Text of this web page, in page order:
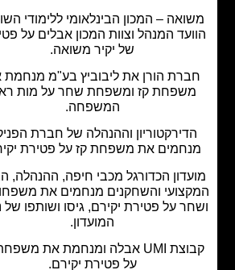
– המכון הבינלאומי ללימודי השואה,
המנהל וצוות המכון אבלים על פטירתו
של יקיר משואה.
הורן את ליבוביץ בע"מ מנחמת את
קז ומשפחת שחר על מות ראש
המשפחה.
וההנהלה של חברת הפניקס
את משפחת קז על פטירת יקירם.
הכדורגל מכבי חיפה, ההנהלה, הצוות
והשחקנים מנחמים את משפחות קז
על פטירת יקירם, גיסו ושותפו של נשיא
המועדון.
קבוצת UMI אבלה ומנחמת את משפחת קז
על פטירת יקירם.